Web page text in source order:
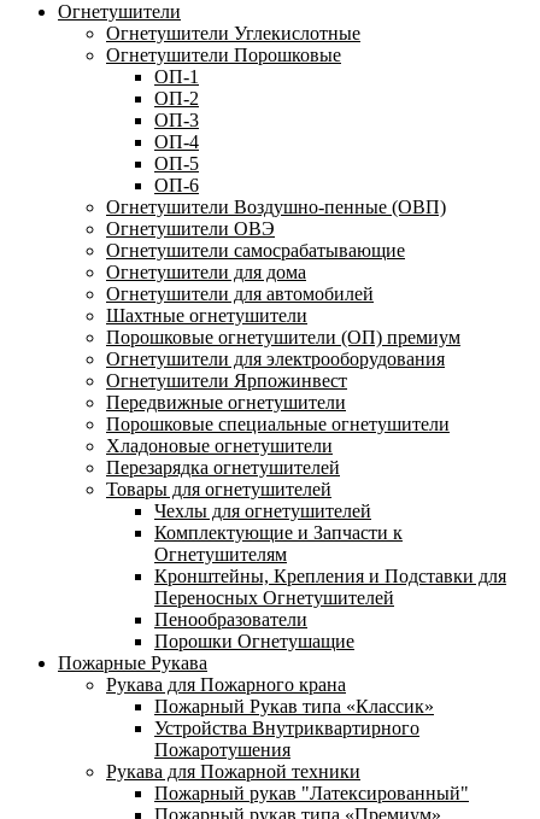
Огнетушители
Огнетушители Углекислотные
Огнетушители Порошковые
ОП-1
ОП-2
ОП-3
ОП-4
ОП-5
ОП-6
Огнетушители Воздушно-пенные (ОВП)
Огнетушители ОВЭ
Огнетушители самосрабатывающие
Огнетушители для дома
Огнетушители для автомобилей
Шахтные огнетушители
Порошковые огнетушители (ОП) премиум
Огнетушители для электрооборудования
Огнетушители Ярпожинвест
Передвижные огнетушители
Порошковые специальные огнетушители
Хладоновые огнетушители
Перезарядка огнетушителей
Товары для огнетушителей
Чехлы для огнетушителей
Комплектующие и Запчасти к
Огнетушителям
Кронштейны, Крепления и Подставки для
Переносных Огнетушителей
Пенообразователи
Порошки Огнетушащие
Пожарные Рукава
Рукава для Пожарного крана
Пожарный Рукав типа «Классик»
Устройства Внутриквартирного
Пожаротушения
Рукава для Пожарной техники
Пожарный рукав "Латексированный"
Пожарный рукав типа «Премиум»